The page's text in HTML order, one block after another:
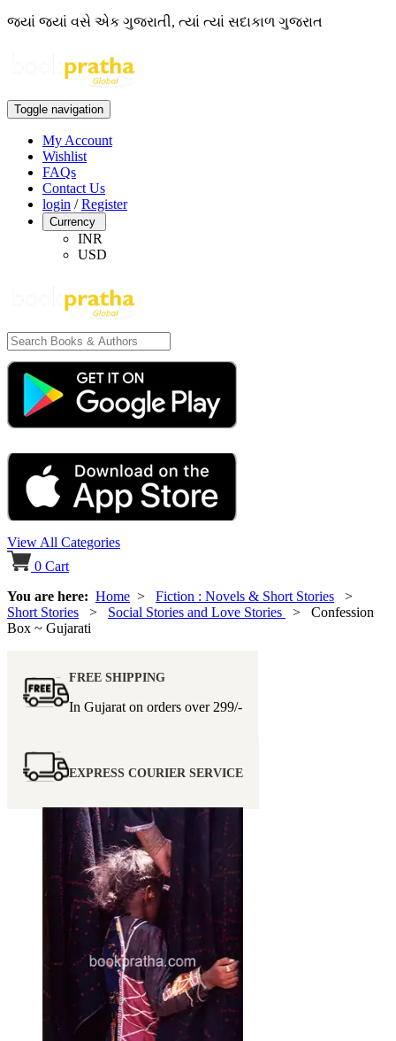
જ્યાં જ્યાં વસે એક ગુજરાતી, ત્યાં ત્યાં સદાકાળ ગુજરાત
Toggle navigation
My Account
Wishlist
FAQs
Contact Us
login /Register
Currency
INR
USD
View All Categories
0 Cart
You are here: Home > Fiction : Novels & Short Stories >
Short Stories > Social Stories and Love Stories
> Confession
Box ~ Gujarati
FREE SHIPPING
In Gujarat on orders over 299/-
EXPRESS COURIER SERVICE